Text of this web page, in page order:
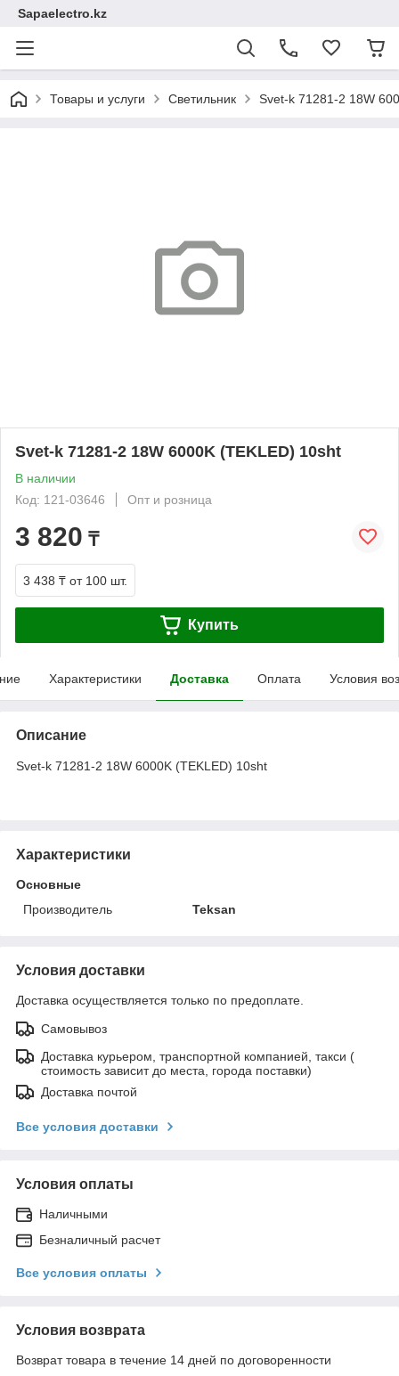
Sapaelectro.kz
Товары и услуги Светильник Svet-k 71281-2 18W
Svet-k 71281-2 18W 6000K (TEKLED) 10sht
В наличии
Код: 121-03646
Опт и розница
3 820 ₸
3 438 ₸ от 100 шт.
Купить
Характеристики Доставка Оплата Условия
Описание
Svet-k 71281-2 18W 6000K (TEKLED) 10sht
Характеристики
Основные
Производитель
Teksan
Условия доставки
Доставка осуществляется только по предоплате.
Самовывоз
Доставка курьером, транспортной компанией, такси (
стоимость зависит до места, города поставки)
Доставка почтой
Все условия доставки
Условия оплаты
Наличными
Безналичный расчет
Все условия оплаты
Условия возврата
Возврат товара в течение 14 дней по договоренности